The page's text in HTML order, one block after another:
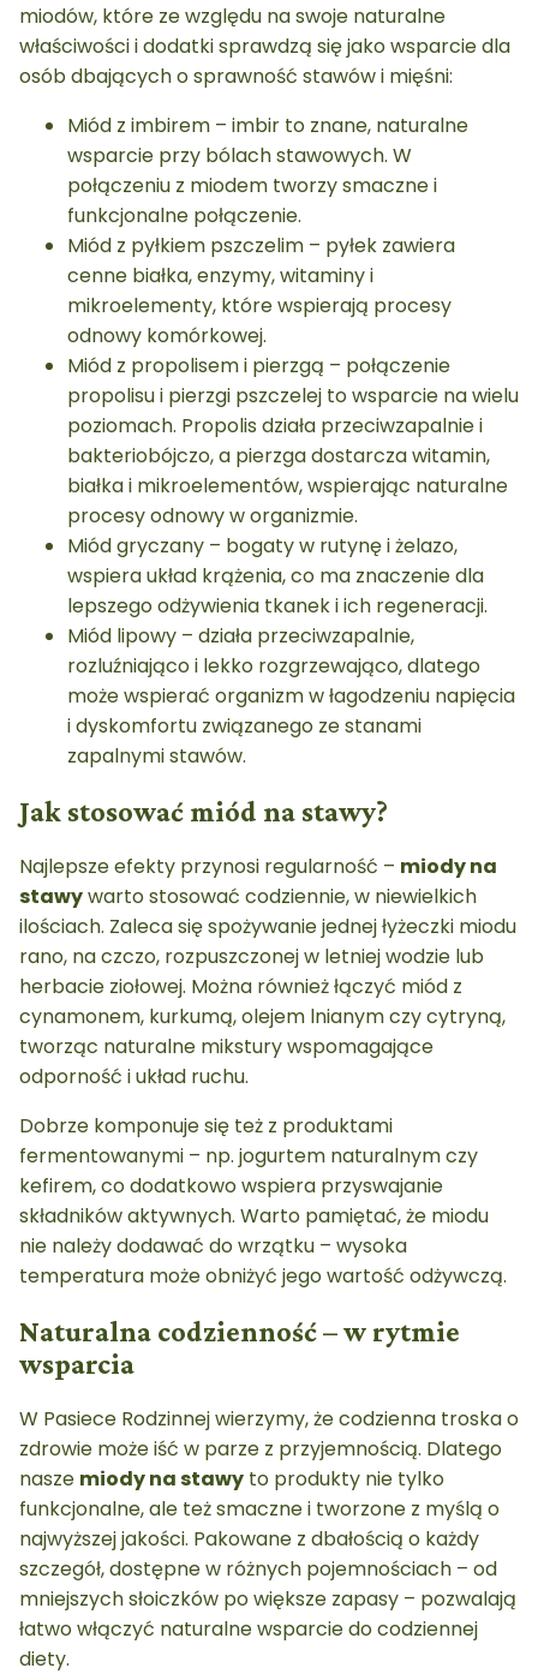
miodów, które ze względu na swoje naturalne
właściwości i dodatki sprawdzą się jako wsparcie dla
osób dbających o sprawność stawów i mięśni:
Miód z imbirem – imbir to znane, naturalne
wsparcie przy bólach stawowych. W
połączeniu z miodem tworzy smaczne i
funkcjonalne połączenie.
Miód z pyłkiem pszczelim – pyłek zawiera
cenne białka, enzymy, witaminy i
mikroelementy, które wspierają procesy
odnowy komórkowej.
Miód z propolisem i pierzgą – połączenie
propolisu i pierzgi pszczelej to wsparcie na wielu
poziomach. Propolis działa przeciwzapalnie i
bakteriobójczo, a pierzga dostarcza witamin,
białka i mikroelementów, wspierając naturalne
procesy odnowy w organizmie.
Miód gryczany – bogaty w rutynę i żelazo,
wspiera układ krążenia, co ma znaczenie dla
lepszego odżywienia tkanek i ich regeneracji.
Miód lipowy – działa przeciwzapalnie,
rozluźniająco i lekko rozgrzewająco, dlatego
może wspierać organizm w łagodzeniu napięcia
i dyskomfortu związanego ze stanami
zapalnymi stawów.
Jak stosować miód na stawy?
Najlepsze efekty przynosi regularność – miody na
stawywarto stosować codziennie, w niewielkich
ilościach. Zaleca się spożywanie jednej łyżeczki miodu
rano, na czczo, rozpuszczonej w letniej wodzie lub
herbacie ziołowej. Można również łączyć miód z
cynamonem, kurkumą, olejem lnianym czy cytryną,
tworząc naturalne mikstury wspomagające
odporność i układ ruchu.
Dobrze komponuje się też z produktami
fermentowanymi – np. jogurtem naturalnym czy
kefirem, co dodatkowo wspiera przyswajanie
składników aktywnych. Warto pamiętać, że miodu
nie należy dodawać do wrzątku – wysoka
temperatura może obniżyć jego wartość odżywczą.
Naturalna codzienność – w rytmie
wsparcia
W Pasiece Rodzinnej wierzymy, że codzienna troska o
zdrowie może iść w parze z przyjemnością. Dlatego
nasze miody na stawy to produkty nie tylko
funkcjonalne, ale też smaczne i tworzone z myślą o
najwyższej jakości. Pakowane z dbałością o każdy
szczegół, dostępne w różnych pojemnościach – od
mniejszych słoiczków po większe zapasy – pozwalają
łatwo włączyć naturalne wsparcie do codziennej
diety.